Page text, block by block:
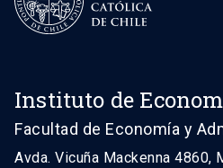
Instituto de
Facultad de Economía y
Avda. Vicuña Mackenna 4860,